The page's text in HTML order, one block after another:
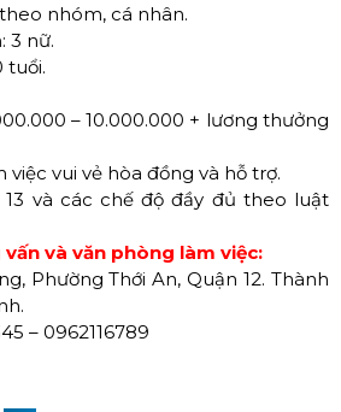
nhóm, cá nhân.
3 nữ.
tuổi.
– 10.000.000 + lương thưởng
việc vui vẻ hòa đồng và hỗ trợ.
và các chế độ đầy đủ theo luật
và văn phòng làm việc:
Phường Thới An, Quận 12. Thành
– 0962116789